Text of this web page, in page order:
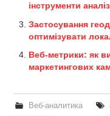
інструменти
Застосування
оптимізувати
Веб-метрики: як
маркетингових
Веб-аналитика